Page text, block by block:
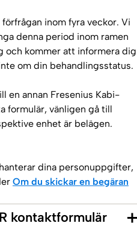
inom fyra veckor. Vi
denna period inom ramen
och kommer att informera dig
om din behandlingsstatus.
en annan Fresenius Kabi-
formulär, vänligen gå till
enhet är belägen.
dina personuppgifter,
Om du skickar en begäran
kontaktformulär